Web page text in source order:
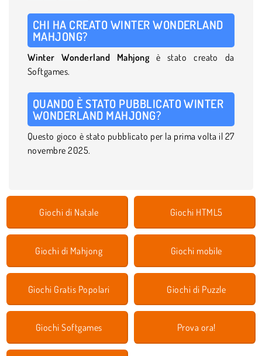
CHI HA CREATO WINTER WONDERLAND
MAHJONG?
Winter Wonderland Mahjongè stato creato da
Softgames.
QUANDO È STATO PUBBLICATO WINTER
WONDERLAND MAHJONG?
Questo gioco è stato pubblicato per la prima volta il 27
novembre 2025.
Giochi di Natale Giochi HTML5
Giochi di Mahjong Giochi mobile
Giochi Gratis Popolari Giochi di Puzzle
Giochi Softgames Prova ora!